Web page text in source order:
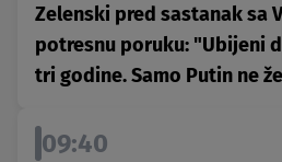
Zelenski pred sastanak sa
potresnu poruku: "Ubijeni
tri godine. Samo Putin ne
09:40